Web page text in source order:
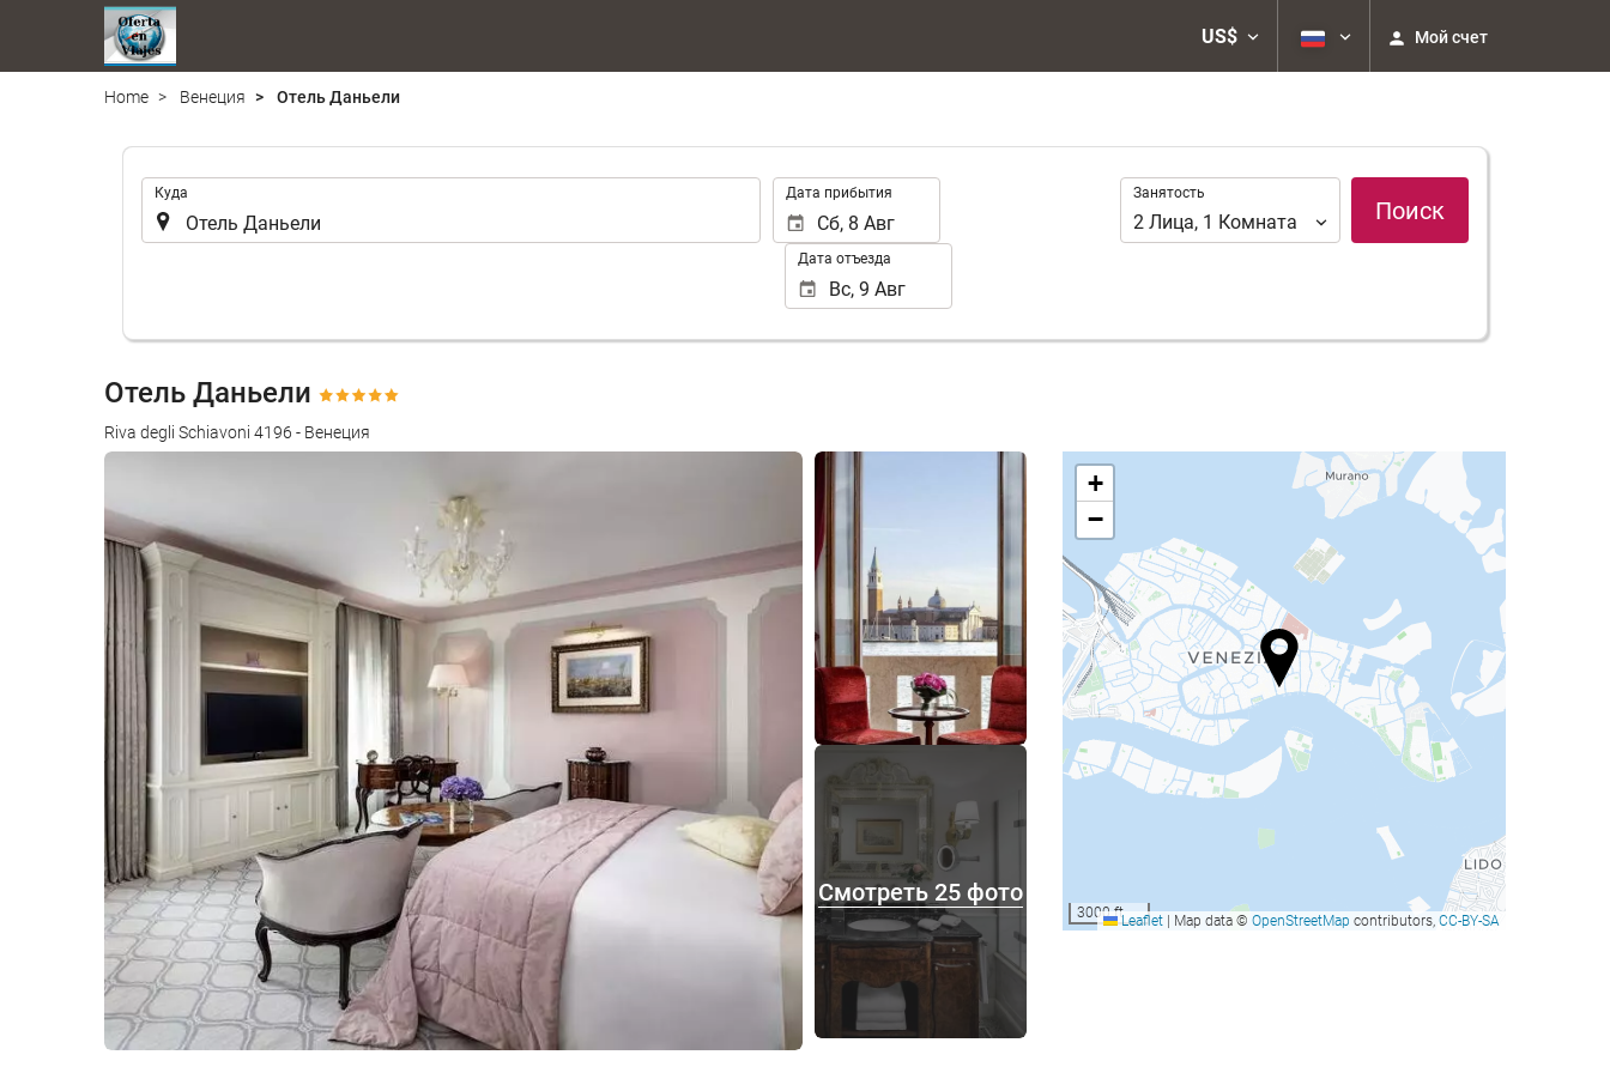
US$ Мой счет
Home Венеция Отель Даньели
Куда Дата прибытия
Дата отъезда
Занятость
Занятость
2 Лица, 1 Комната Поиск
Отель Даньели
Riva degli Schiavoni 4196 - Венеция
Смотреть 25 фото
+
−
3000 ftLeaflet Map data © OpenStreetMap contributors, CC-BY-SA